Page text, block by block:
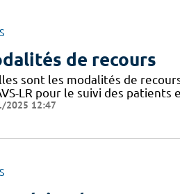
de recours
sont les modalités de
LR pour le suivi des
2025 12:47